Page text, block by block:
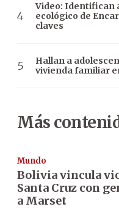
Video: Identifican
ecológico de
claves
Hallan a
vivienda familiar
Más
Mundo
Bolivia vincula
Santa Cruz con
a Marset